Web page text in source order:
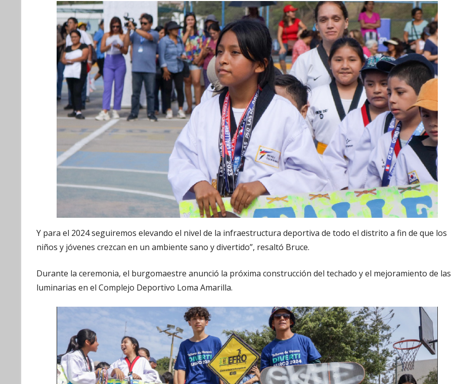
Y para el 2024 seguiremos elevando el nivel de la infraestructura deportiva de todo el distrito a fin de que los
niños y jóvenes crezcan en un ambiente sano y divertido”, resaltó Bruce.
Durante la ceremonia, el burgomaestre anunció la próxima construcción del techado y el mejoramiento de las
luminarias en el Complejo Deportivo Loma Amarilla.